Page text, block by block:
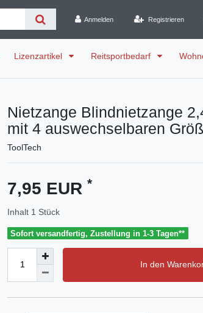
Anmelden Registrieren
Lizenzartikel Reitsportbedarf
Nietzange Blindnietzange
mit 4 auswechselbaren
ToolTech
7,95 EUR *
Inhalt 1 Stück
Sofort versandfertig, Zustellung in 1-3 Tagen**
In den